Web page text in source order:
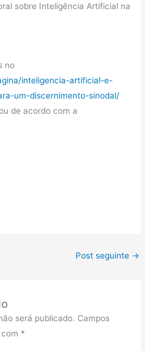
sobre Inteligência Artificial na
no
inteligencia-artificial-e-
um-discernimento-sinodal/
de acordo com a
Post seguinte →
será publicado. Campos
*